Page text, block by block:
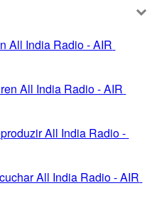
All India Radio - AIR
All India Radio - AIR
All India Radio -
All India Radio - AIR